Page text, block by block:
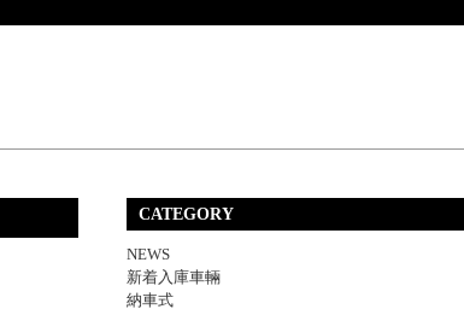
CATEGORY
NEWS
新着入庫車輛
納車式